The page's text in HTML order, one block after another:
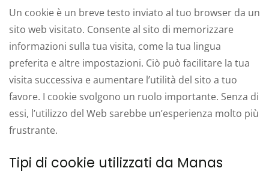
Un cookie è un breve testo inviato al tuo browser da un
sito web visitato. Consente al sito di memorizzare
informazioni sulla tua visita, come la tua lingua
preferita e altre impostazioni. Ciò può facilitare la tua
visita successiva e aumentare l’utilità del sito a tuo
favore. I cookie svolgono un ruolo importante. Senza di
essi, l’utilizzo del Web sarebbe un’esperienza molto più
frustrante.
Tipi di cookie utilizzati da Manas